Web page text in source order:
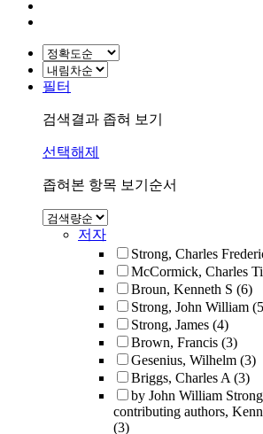
필터
검색결과 좁혀 보기
선택해제
좁혀본 항목 보기순서
저자
Strong, Charles
McCormick, Charles
Broun, Kenneth S (6)
Strong, John William
Strong, James (4)
Brown, Francis (3)
Gesenius, Wilhelm (3)
Briggs, Charles A (3)
by John William
contributing authors,
(3)